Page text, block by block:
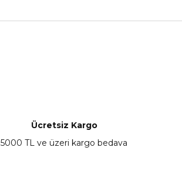
Ücretsiz Kargo
5000 TL ve üzeri kargo bedava